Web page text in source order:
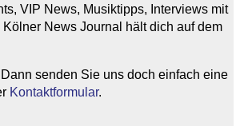
VIP News, Musiktipps, Interviews mit
News Journal hält dich auf dem
senden Sie uns doch einfach eine
Kontaktformular.